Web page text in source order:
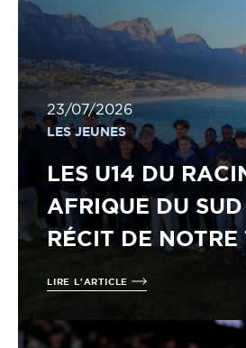
23/07/2026
LES JEUNES
LES U14 DU
AFRIQUE DU
RÉCIT DE NOTRE
LIRE L'ARTICLE